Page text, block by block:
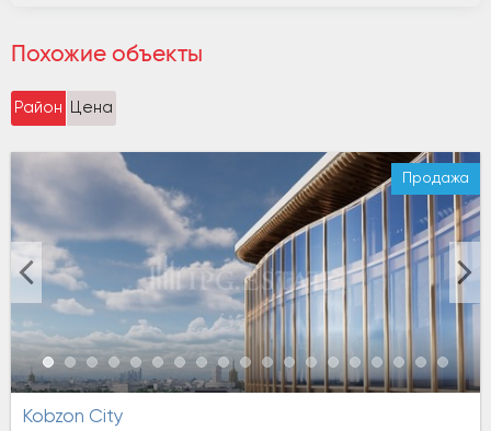
Похожие объекты
Район Цена
Продажа
Kobzon City